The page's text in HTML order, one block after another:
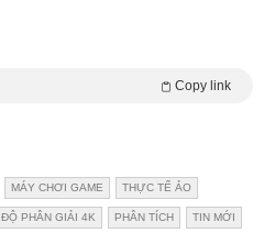
Copy link
MÁY CHƠI GAME THỰC TẾ ẢO
ĐỘ PHÂN GIẢI 4K PHÂN TÍCH TIN MỚI